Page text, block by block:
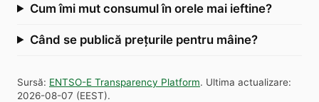
Cum îmi mut consumul în orele mai ieftine?
Când se publică prețurile pentru mâine?
Sursă: ENTSO-E Transparency Platform. Ultima actualizare:
2026-08-07 (EEST).